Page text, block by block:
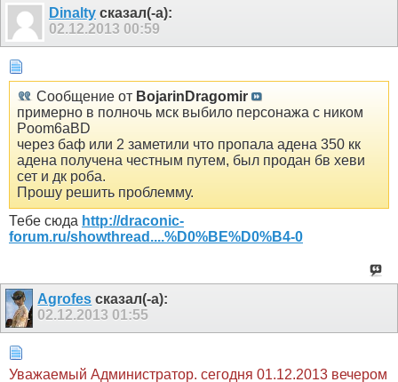
Dinalty сказал(-а):
02.12.2013 00:59
Сообщение от BojarinDragomir
примерно в полночь мск выбило персонажа с ником
Poom6aBD
через баф или 2 заметили что пропала адена 350 кк
адена получена честным путем, был продан бв хеви
сет и дк роба.
Прошу решить проблемму.
Тебе сюда http://draconic-
forum.ru/showthread....%D0%BE%D0%B4-0
Agrofes сказал(-а):
02.12.2013 01:55
Уважаемый Администратор. сегодня 01.12.2013 вечером